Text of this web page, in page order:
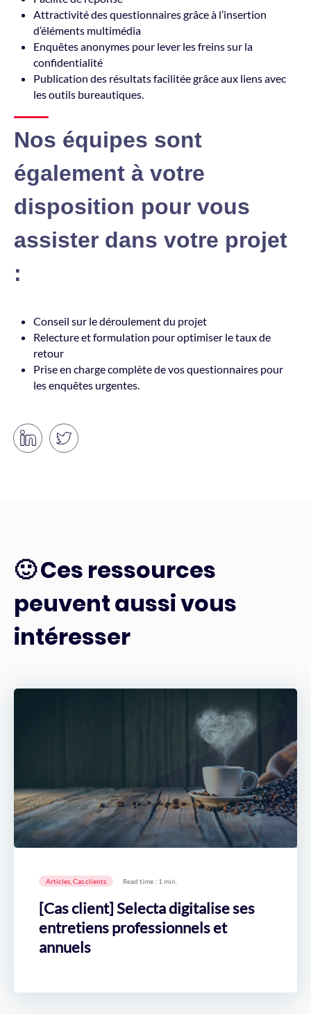
Attractivité des questionnaires grâce à l’insertion
d’éléments multimédia
Enquêtes anonymes pour lever les freins sur la
confidentialité
Publication des résultats facilitée grâce aux liens avec
les outils bureautiques.
Nos équipes sont
également à votre
disposition pour vous
assister dans votre projet
:
Conseil sur le déroulement du projet
Relecture et formulation pour optimiser le taux de
retour
Prise en charge complète de vos questionnaires pour
les enquêtes urgentes.
🙂 Ces ressources
peuvent aussi vous
intéresser
Articles, Cas clients Read time : 1 min.
[Cas client] Selecta digitalise ses
entretiens professionnels et
annuels